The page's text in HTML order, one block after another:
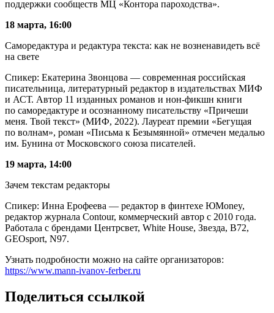
поддержки сообществ МЦ «Контора пароходства».
18 марта, 16:00
Саморедактура и редактура текста: как не возненавидеть всё
на свете
Спикер: Екатерина Звонцова — современная российская
писательница, литературный редактор в издательствах МИФ
и АСТ. Автор 11 изданных романов и нон-фикшн книги
по саморедактуре и осознанному писательству «Причеши
меня. Твой текст» (МИФ, 2022). Лауреат премии «Бегущая
по волнам», роман «Письма к Безымянной» отмечен медалью
им. Бунина от Московского союза писателей.
19 марта, 14:00
Зачем текстам редакторы
Спикер: Инна Ерофеева — редактор в финтехе ЮMoney,
редактор журнала Contour, коммерческий автор с 2010 года.
Работала с брендами Центрсвет, White House, Звезда, B72,
GEOsport, N97.
Узнать подробности можно на сайте организаторов:
https://www.mann-ivanov-ferber.ru
Поделиться ссылкой